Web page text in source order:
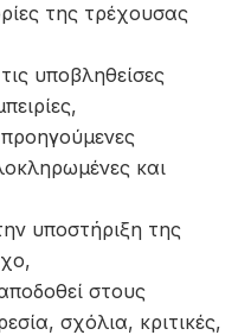
της τρέχουσας
υποβληθείσες
και
υποστήριξη της
στους
σχόλια, κριτικές,